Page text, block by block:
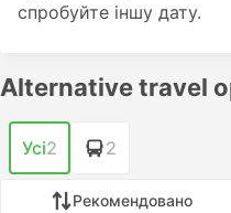
спробуйте іншу дату.
Alternative travel
Усі2 2
Рекомендовано